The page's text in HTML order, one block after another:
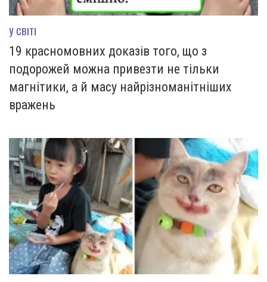
У СВІТІ
19 красномовних доказів того, що з
подорожей можна привезти не тільки
магнітики, а й масу найрізноманітніших
вражень